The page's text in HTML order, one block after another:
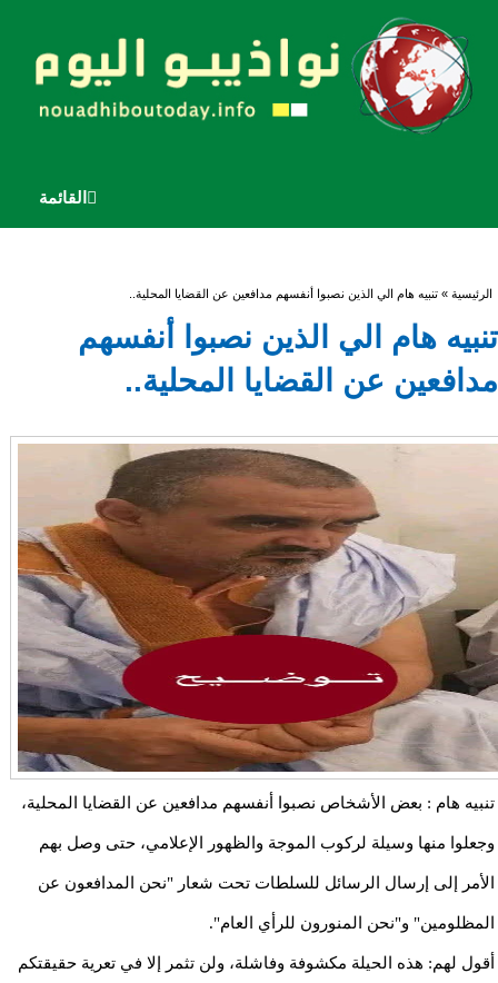
القائمة
أنت هنا
الرئيسية » تنبيه هام الي الذين نصبوا أنفسهم مدافعين عن القضايا المحلية..
تنبيه هام الي الذين نصبوا أنفسهم
مدافعين عن القضايا المحلية..
تنبيه هام : بعض الأشخاص نصبوا أنفسهم مدافعين عن القضايا المحلية،
وجعلوا منها وسيلة لركوب الموجة والظهور الإعلامي، حتى وصل بهم
الأمر إلى إرسال الرسائل للسلطات تحت شعار "نحن المدافعون عن
المظلومين" و"نحن المنورون للرأي العام".
أقول لهم: هذه الحيلة مكشوفة وفاشلة، ولن تثمر إلا في تعرية حقيقتكم